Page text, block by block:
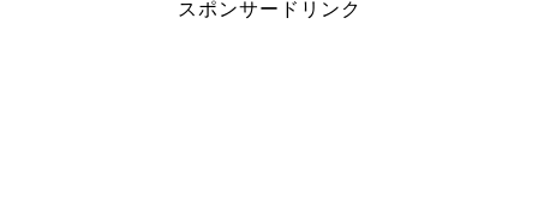
スポンサードリンク